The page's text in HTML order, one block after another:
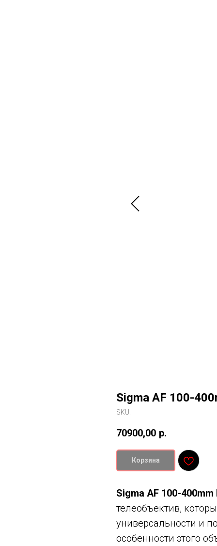
Sigma AF 100-
SKU:
70900,00 р.
Корзина
Sigma AF 100-
телеобъектив,
универсальности и
особенности этого